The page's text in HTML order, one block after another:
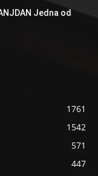
Jedna od
1761
1542
571
447